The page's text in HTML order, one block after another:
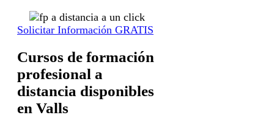
Solicitar Información GRATIS
Cursos de formación
profesional a
distancia disponibles
en Valls